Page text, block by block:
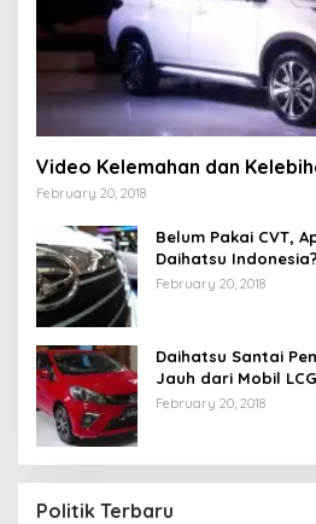
Video Kelemahan dan
February 20, 2018
Belum Pakai CVT,
Daihatsu Indonesia?
February 20, 2018
Daihatsu Santai
Jauh dari Mobil
February 20, 2018
Politik Terbaru
Strategi PPP Menangkan
Yasin
In Berita, Politik |